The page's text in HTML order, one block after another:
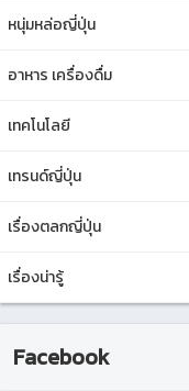
หนุ่มหล่อญี่ปุ่น
อาหาร เครื่องดื่ม
เทคโนโลยี
เทรนด์ญี่ปุ่น
เรื่องตลกญี่ปุ่น
เรื่องน่ารู้
Facebook